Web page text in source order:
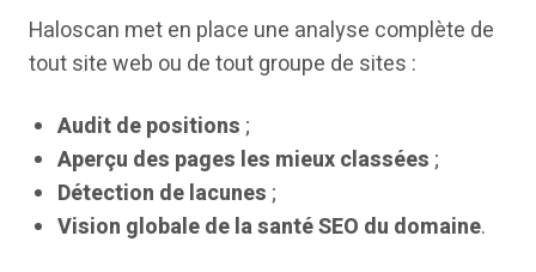
Haloscan met en place une analyse complète de
tout site web ou de tout groupe de sites :
Audit de positions;
Aperçu des pages les mieux classées;
Détection de lacunes;
Vision globale de la santé SEO du domaine.